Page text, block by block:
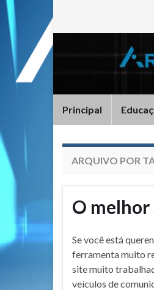
Principal
ARQUIVO POR
O melhor
Se você está
ferramenta muito
site muito
veículos de